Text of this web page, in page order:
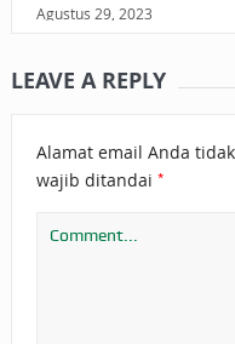
Agustus 29, 2023
LEAVE A REPLY
Alamat email Anda
wajib ditandai *